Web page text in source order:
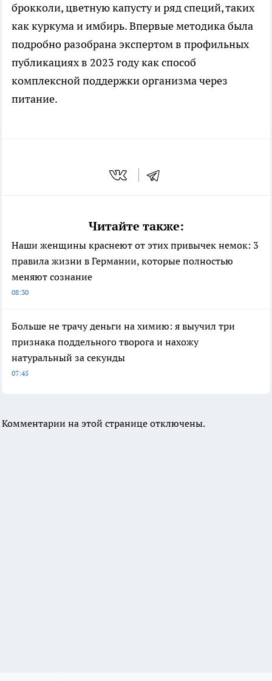
брокколи, цветную капусту и ряд специй, таких
как куркума и имбирь. Впервые методика была
подробно разобрана экспертом в профильных
публикациях в 2023 году как способ
комплексной поддержки организма через
питание.
Читайте также:
Наши женщины краснеют от этих привычек немок: 3
правила жизни в Германии, которые полностью
меняют сознание
08:30
Больше не трачу деньги на химию: я выучил три
признака поддельного творога и нахожу
натуральный за секунды
07:45
Комментарии на этой странице отключены.